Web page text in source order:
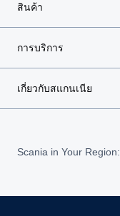
สินค้า
การบริการ
เกี่ยวกับสแกนเนีย
Scania in Your Region: